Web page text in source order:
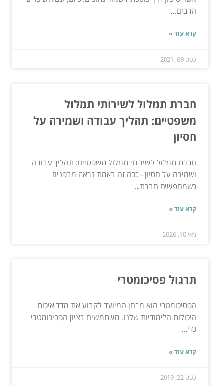
הרבים...
קרא עוד »
ספט 09, 2021
חברת תמלול לשירותי תמלול
משפטיים: תהליך עבודה ושמירה על
חסיון
חברת תמלול לשירותי תמלול משפטיים: תהליך עבודה
ושמירה על חסיון - ככה זה באמת נראה מבפנים
כשמחפשים חברת...
קרא עוד »
מאי 10, 2026
תרגול פסיכומטרי
הפסיכומטרי הוא מבחן המיועד לקבוע את מדד איכות
היכולות הלימודיות שלנו. משתמשים בציון הפסיכומטרי
כדי...
קרא עוד »
ספט 22, 2019